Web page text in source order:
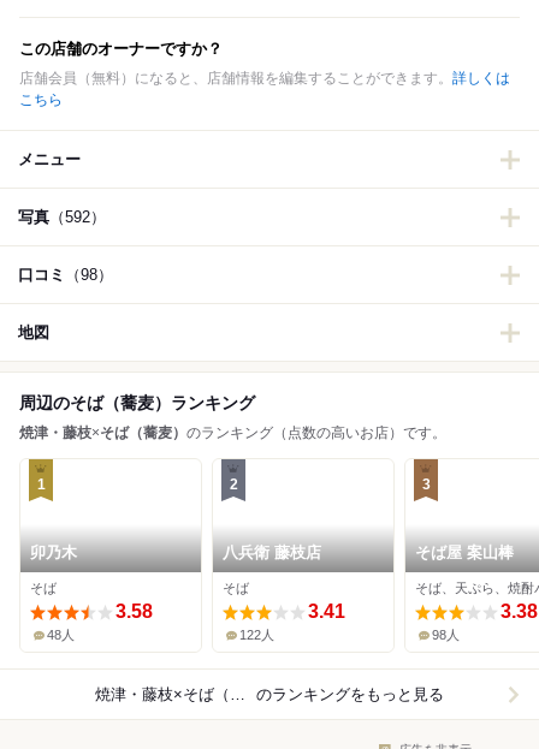
この店舗のオーナーですか？
店舗会員（無料）になると、店舗情報を編集することができます。 詳しくは
こちら
メニュー
写真 （592）
口コミ （98）
地図
周辺のそば（蕎麦）ランキング
焼津・藤枝×そば（蕎麦） のランキング（点数の高いお店）です。
1
卯乃木
そば
3.58
48人
2
八兵衛 藤枝店
そば
3.41
122人
3
そば屋 案山棒
そば、天ぷら、焼酎
3.38
98人
焼津・藤枝×そば（蕎麦） のランキングをもっと見る